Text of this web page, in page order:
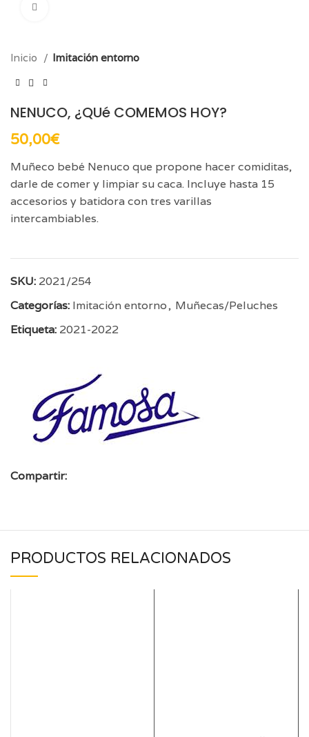
Inicio Imitación entorno
NENUCO, ¿QUé COMEMOS HOY?
50,00€
Muñeco bebé Nenuco que propone hacer comiditas,
darle de comer y limpiar su caca. Incluye hasta 15
accesorios y batidora con tres varillas
intercambiables.
SKU: 2021/254
Categorías: Imitación entorno, Muñecas/Peluches
Etiqueta: 2021-2022
Compartir:
PRODUCTOS RELACIONADOS